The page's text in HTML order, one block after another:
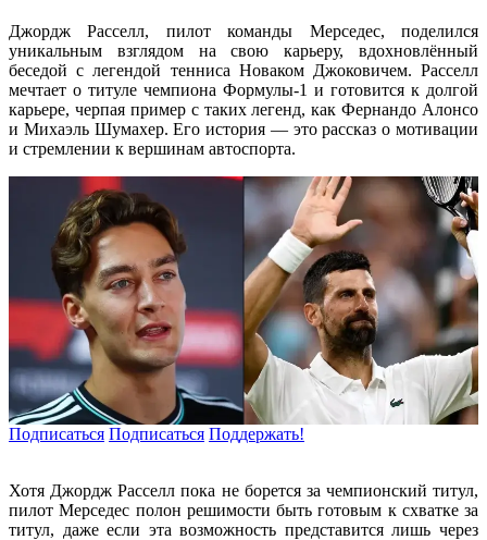
Джордж Расселл, пилот команды Мерседес, поделился
уникальным взглядом на свою карьеру, вдохновлённый
беседой с легендой тенниса Новаком Джоковичем. Расселл
мечтает о титуле чемпиона Формулы-1 и готовится к долгой
карьере, черпая пример с таких легенд, как Фернандо Алонсо
и Михаэль Шумахер. Его история — это рассказ о мотивации
и стремлении к вершинам автоспорта.
Подписаться Подписаться Поддержать!
Хотя Джордж Расселл пока не борется за чемпионский титул,
пилот Мерседес полон решимости быть готовым к схватке за
титул, даже если эта возможность представится лишь через